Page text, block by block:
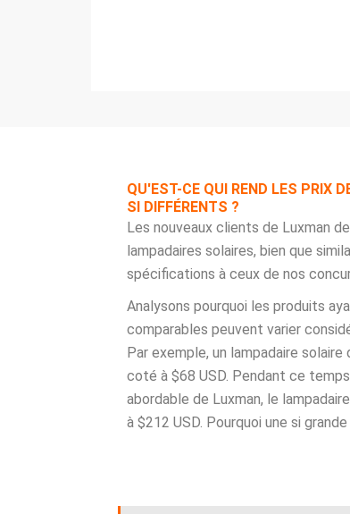
QU'EST-CE QUI REND LES PRIX
SI DIFFÉRENTS ?
Les nouveaux clients de Luxman
lampadaires solaires, bien que
spécifications à ceux de nos
Analysons pourquoi les produits
comparables peuvent varier
Par exemple, un lampadaire
coté à $68 USD. Pendant ce
abordable de Luxman, le
à $212 USD. Pourquoi une si